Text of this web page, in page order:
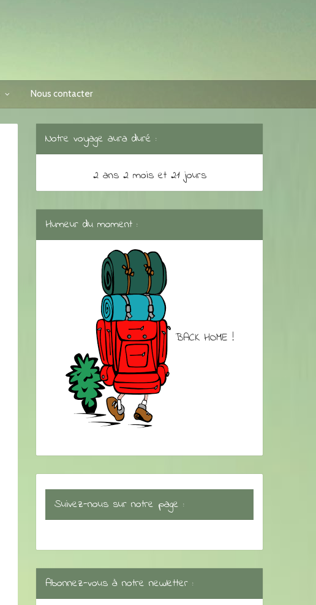
Nous contacter
Notre voyage aura duré :
2 ans 2 mois et 21 jours
Humeur du moment :
BACK HOME !
Suivez-nous sur notre page :
Abonnez-vous à notre newletter :